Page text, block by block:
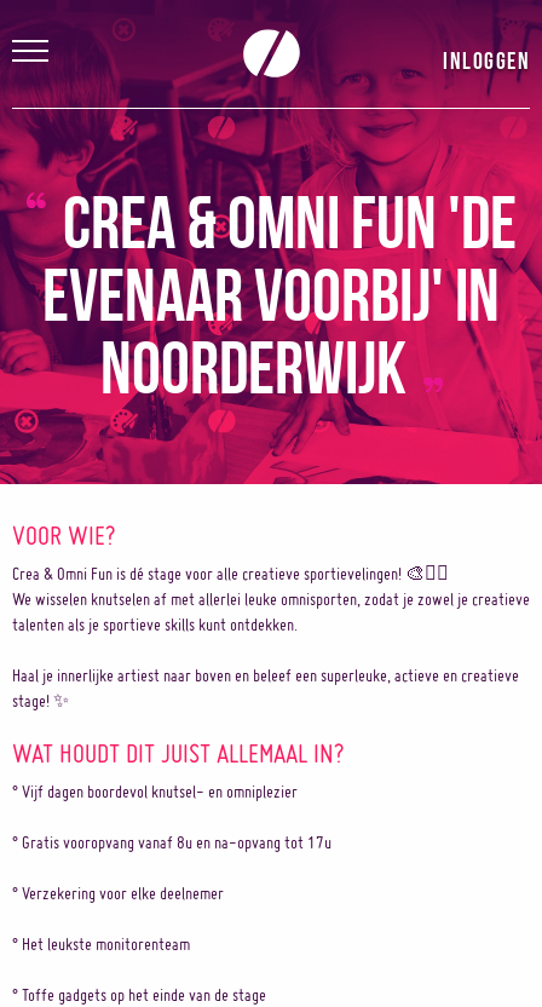
Inloggen
Crea & Omni Fun 'De
evenaar voorbij' in
Noorderwijk
VOOR WIE?
Crea & Omni Fun is dé stage voor alle creatieve sportievelingen! 🎨🤸‍♂️
We wisselen knutselen af met allerlei leuke omnisporten, zodat je zowel je creatieve
talenten als je sportieve skills kunt ontdekken.
Haal je innerlijke artiest naar boven en beleef een superleuke, actieve en creatieve
stage! ✨
WAT HOUDT DIT JUIST ALLEMAAL IN?
° Vijf dagen boordevol knutsel- en omniplezier
° Gratis vooropvang vanaf 8u en na-opvang tot 17u
° Verzekering voor elke deelnemer
° Het leukste monitorenteam
° Toffe gadgets op het einde van de stage